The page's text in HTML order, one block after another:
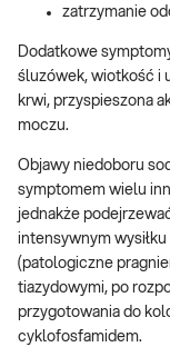
zatrzymanie
Dodatkowe
śluzówek, wiotkość i
krwi, przyspieszona
moczu.
Objawy niedoboru
symptomem wielu
jednakże
intensywnym
(patologiczne
tiazydowymi, po
przygotowania do
cyklofosfamidem.